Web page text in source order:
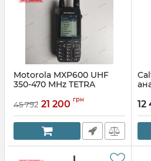
Motorola MXP600 UHF
350-470 MHz TETRA
Артикул:PTW952HEB
45 792 21 200 грн 12